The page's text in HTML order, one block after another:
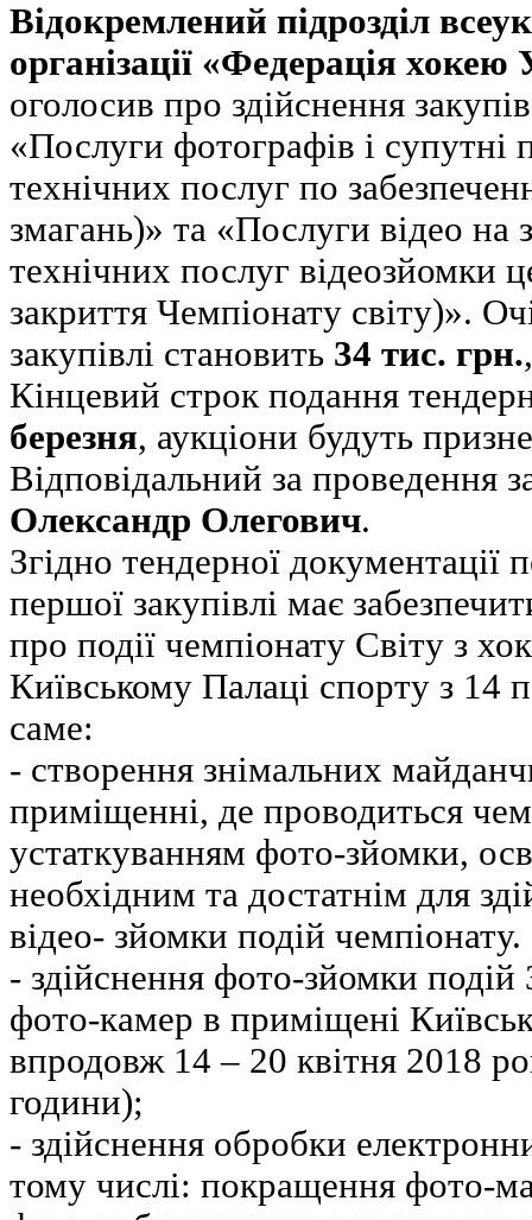
Відокремлений підрозділ
організації «Федерація
оголосив про здійснення
«Послуги фотографів і супутні
технічних послуг по
змагань)» та «Послуги відео на
технічних послуг відеозйомки
закриття Чемпіонату світу)».
закупівлі становить 34 тис. грн.
Кінцевий строк подання
березня, аукціони будуть
Відповідальний за проведення
Олександр Олегович.
Згідно тендерної документації
першої закупівлі має
про події чемпіонату Світу з
Київському Палаці спорту з 14
саме:
- створення знімальних
приміщенні, де проводиться
устаткуванням фото-зйомки,
необхідним та достатнім для
відео- зйомки подій чемпіонату.
- здійснення фото-зйомки
фото-камер в приміщені
впродовж 14 – 20 квітня 2018
години);
- здійснення обробки
тому числі: покращення фото-